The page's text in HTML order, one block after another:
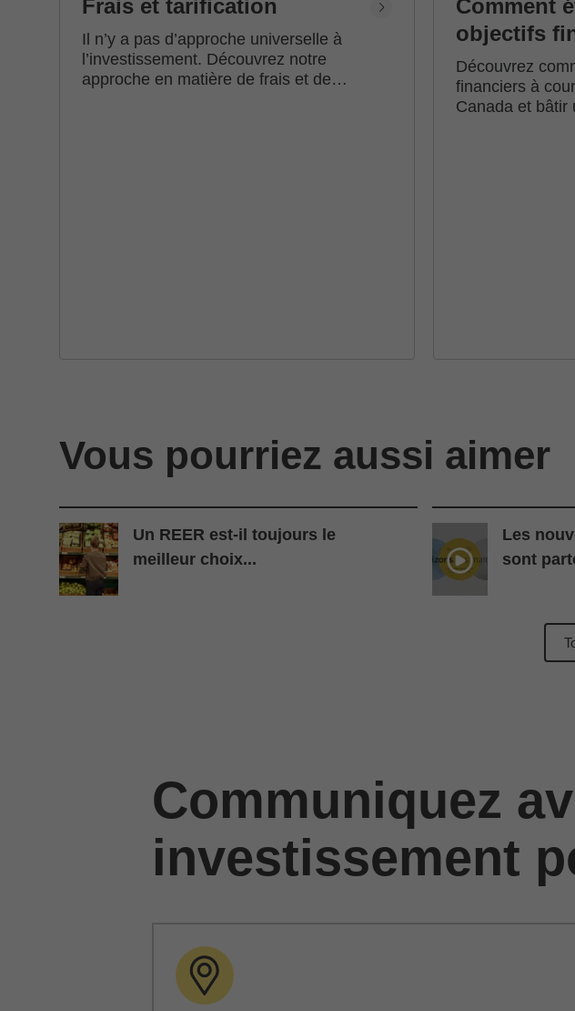
Frais et tarification
Il n’y a pas d’approche universelle à
l’investissement. Découvrez notre
approche en matière de frais et de
Comment
objectifs
Découvrez
financiers à
Canada et bâtir
Vous pourriez aussi aimer
Un REER est-il toujours le
meilleur choix...
Les
sont
Communiquez
investissement